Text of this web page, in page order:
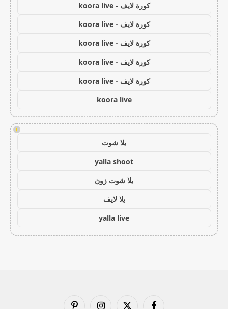
كورة لايف - koora live
كورة لايف - koora live
كورة لايف - koora live
كورة لايف - koora live
كورة لايف - koora live
koora live
!
يلا شوت
yalla shoot
يلا شوت زون
يلا لايف
yalla live